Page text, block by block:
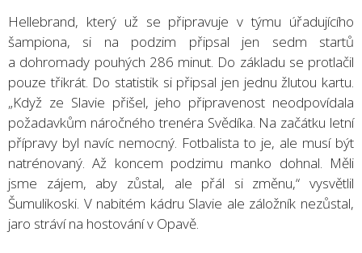
Hellebrand, který už se připravuje v týmu úřadujícího
šampiona, si na podzim připsal jen sedm startů
a dohromady pouhých 286 minut. Do základu se protlačil
pouze třikrát. Do statistik si připsal jen jednu žlutou kartu.
„Když ze Slavie přišel, jeho připravenost neodpovídala
požadavkům náročného trenéra Svědíka. Na začátku letní
přípravy byl navíc nemocný. Fotbalista to je, ale musí být
natrénovaný. Až koncem podzimu manko dohnal. Měli
jsme zájem, aby zůstal, ale přál si změnu,“ vysvětlil
Šumulikoski. V nabitém kádru Slavie ale záložník nezůstal,
jaro stráví na hostování v Opavě.